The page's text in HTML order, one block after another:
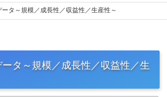
タ～規模／成長性／収益性／生産性～
タ～規模／成長性／収益性／生